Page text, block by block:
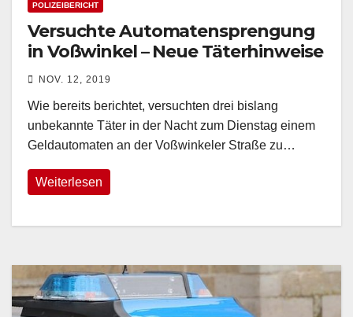
POLIZEIBERICHT
Versuchte Automatensprengung
in Voßwinkel – Neue Täterhinweise
NOV. 12, 2019
Wie bereits berichtet, versuchten drei bislang
unbekannte Täter in der Nacht zum Dienstag einem
Geldautomaten an der Voßwinkeler Straße zu…
Weiterlesen